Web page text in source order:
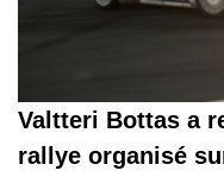
Valtteri Bottas a
rallye organisé